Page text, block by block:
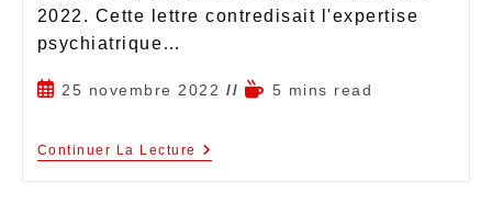
2022. Cette lettre contredisait l'expertise
psychiatrique…
25 novembre 2022 5 mins read
Continuer La Lecture